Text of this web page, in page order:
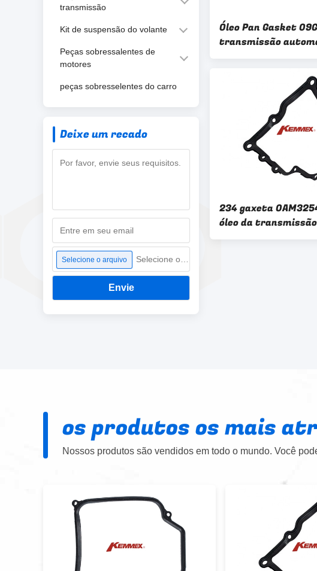
transmissão
Kit de suspensão do volante
Peças sobressalentes de
motores
peças sobresselentes do carro
Deixe um recado
Selecione o arquivo
Envie
Óleo Pan Gasket
transmissão
370 09G321370
234 gaxeta
óleo da
443D automática
os produtos os mais
Nossos produtos são vendidos em todo o mundo. Você